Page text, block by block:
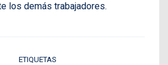
los demás trabajadores.
ETIQUETAS